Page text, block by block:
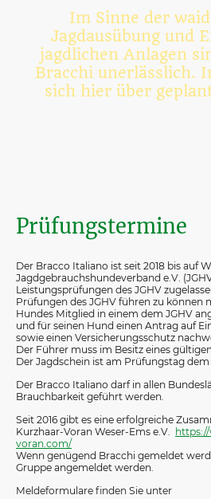
Im Sinne der
Jagdausübung und
jagdlichen Anlagen
Bracchi unerlässlich.
sich hier über
Prüfungstermine
Der Bracco Italiano ist seit 2018 bis auf
Jagdgebrauchshundeverband e.V.
Leistungsprüfungen des JGHV
Prüfungen des JGHV führen zu können
Hundes Mitglied in einem dem JGHV
und für seinen Hund einen Antrag auf
sowie einen Versicherungsschutz
Der Führer muss im Besitz eines
Der Jagdschein ist am Prüfungstag
Der Bracco Italiano darf in allen
Brauchbarkeit geführt werden.
Seit 2016 gibt es eine erfolgreiche
Kurzhaar-Voran Weser-Ems e.V.
voran.com/
Wenn genügend Bracchi gemeldet
Gruppe angemeldet werden.
Meldeformulare finden Sie unter